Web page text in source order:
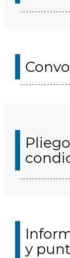
y